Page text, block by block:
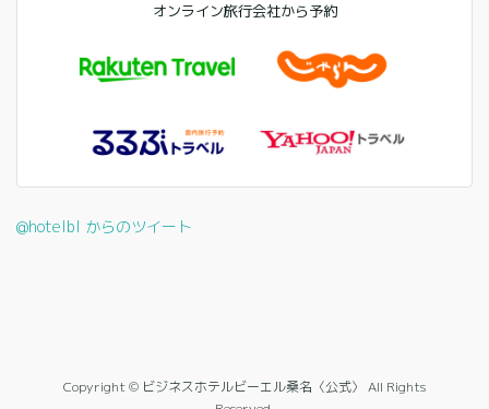
オンライン旅行会社から予約
@hotelbl からのツイート
Copyright © ビジネスホテルビーエル桑名〈公式〉 All Rights